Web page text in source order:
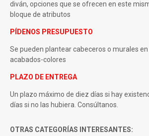
diván, opciones que se ofrecen en este
bloque de atributos
PÍDENOS PRESUPUESTO
Se pueden plantear cabeceros o murales
acabados-colores
PLAZO DE ENTREGA
Un plazo máximo de diez días si hay
días si no las hubiera. Consúltanos.
OTRAS CATEGORÍAS INTERESANTES: